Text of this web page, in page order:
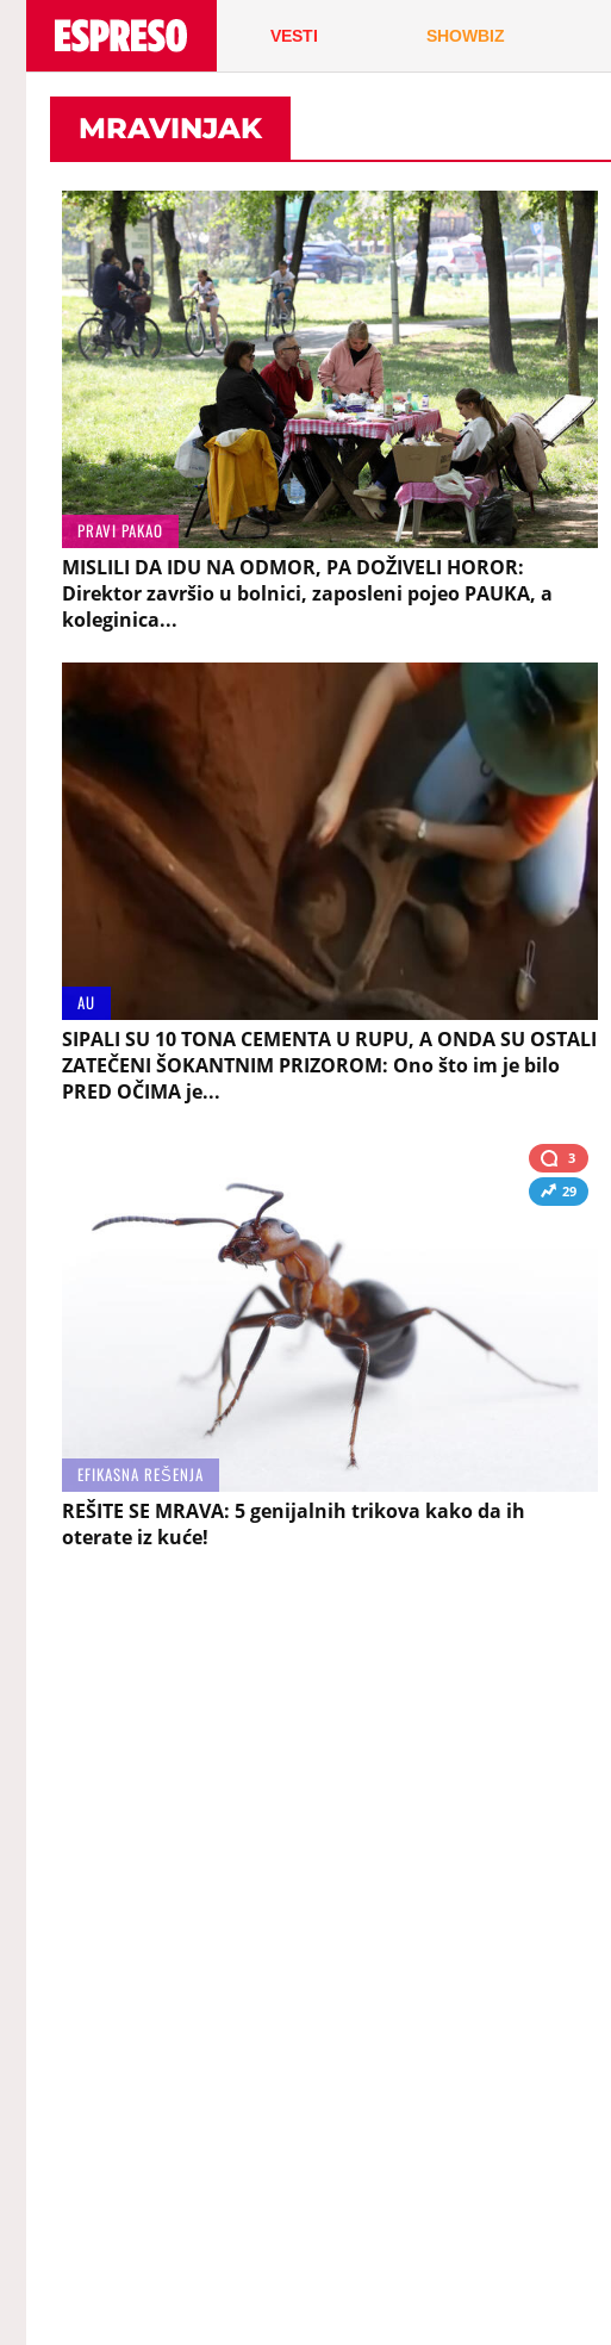
VESTI SHOWBIZ
MRAVINJAK
PRAVI PAKAO
MISLILI DA IDU NA ODMOR, PA DOŽIVELI HOROR:
Direktor završio u bolnici, zaposleni pojeo PAUKA, a
koleginica...
AU
SIPALI SU 10 TONA CEMENTA U RUPU, A ONDA SU OSTALI
ZATEČENI ŠOKANTNIM PRIZOROM: Ono što im je bilo
PRED OČIMA je...
3
29
EFIKASNA REŠENJA
REŠITE SE MRAVA: 5 genijalnih trikova kako da ih
oterate iz kuće!